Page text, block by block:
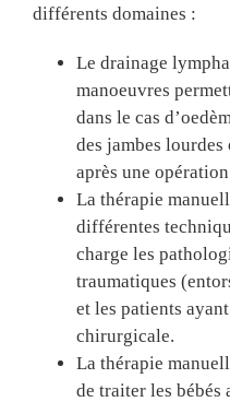
différents domaines :
Le drainage
manoeuvres
dans le cas
des jambes
après une
La thérapie
différentes
charge les
traumatiques
et les patients
chirurgicale.
La thérapie
de traiter les